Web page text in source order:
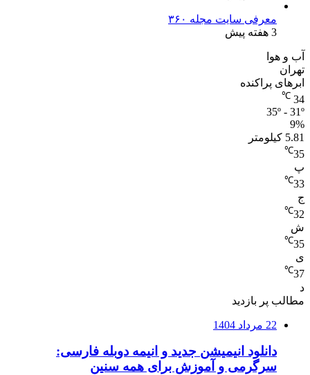
معرفی سایت مجله ۳۶۰
3 هفته پیش
آب و هوا
تهران
ابرهای پراکنده
34
℃
35º - 31º
9%
5.81 کیلومتر
35
℃
پ
33
℃
ج
32
℃
ش
35
℃
ی
37
℃
د
مطالب پر بازدید
22 مرداد 1404
دانلود انیمیشن جدید و انیمه دوبله فارسی:
سرگرمی و آموزش برای همه سنین